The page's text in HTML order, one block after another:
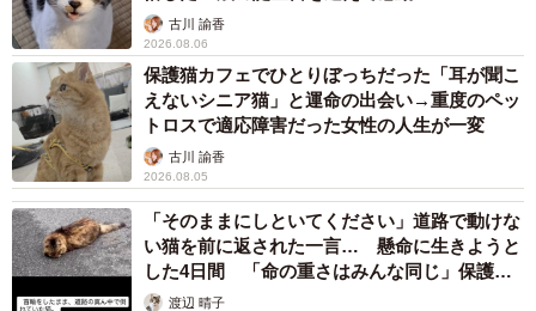
古川 諭香
2026.08.06
保護猫カフェでひとりぼっちだった「耳が聞こ
えないシニア猫」と運命の出会い→重度のペッ
トロスで適応障害だった女性の人生が一変
古川 諭香
2026.08.05
「そのままにしといてください」道路で動けな
い猫を前に返された一言… 懸命に生きようと
した4日間 「命の重さはみんな同じ」保護団
体代表の訴え
渡辺 晴子